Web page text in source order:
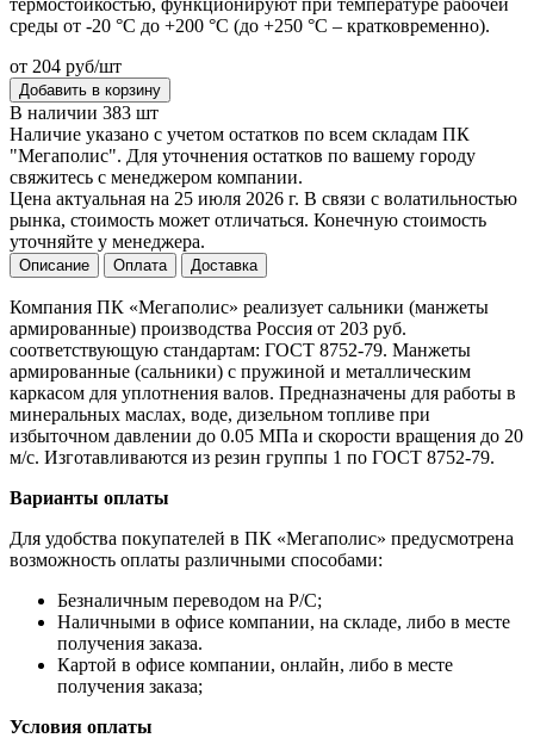
среды от -20 °C до +200 °C (до +250 °C – кратковременно).
от 204 руб/шт
Добавить в корзину
В наличии 383 шт
Наличие указано с учетом остатков по всем складам ПК
"Мегаполис". Для уточнения остатков по вашему городу
свяжитесь с менеджером компании.
Цена актуальная на 25 июля 2026 г. В связи с волатильностью
рынка, стоимость может отличаться. Конечную стоимость
уточняйте у менеджера.
Описание Оплата Доставка
Компания ПК «Мегаполис» реализует сальники (манжеты
армированные) производства Россия от 203 руб.
соответствующую стандартам: ГОСТ 8752-79. Манжеты
армированные (сальники) с пружиной и металлическим
каркасом для уплотнения валов. Предназначены для работы в
минеральных маслах, воде, дизельном топливе при
избыточном давлении до 0.05 МПа и скорости вращения до 20
м/с. Изготавливаются из резин группы 1 по ГОСТ 8752-79.
Варианты оплаты
Для удобства покупателей в ПК «Мегаполис» предусмотрена
возможность оплаты различными способами:
Безналичным переводом на Р/С;
Наличными в офисе компании, на складе, либо в месте
получения заказа.
Картой в офисе компании, онлайн, либо в месте
получения заказа;
Условия оплаты